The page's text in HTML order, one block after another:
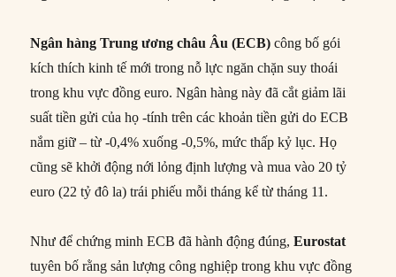
Ngân hàng Trung ương châu Âu (ECB)công bố gói
kích thích kinh tế mới trong nỗ lực ngăn chặn suy thoái
trong khu vực đồng euro. Ngân hàng này đã cắt giảm lãi
suất tiền gửi của họ -tính trên các khoản tiền gửi do ECB
nắm giữ – từ -0,4% xuống -0,5%, mức thấp kỷ lục. Họ
cũng sẽ khởi động nới lỏng định lượng và mua vào 20 tỷ
euro (22 tỷ đô la) trái phiếu mỗi tháng kể từ tháng 11.
Như để chứng minh ECB đã hành động đúng,Eurostat
tuyên bố rằng sản lượng công nghiệp trong khu vực đồng